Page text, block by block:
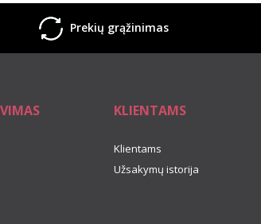
Prekių grąžinimas
KLIENTAMS
Klientams
Užsakymų istorija